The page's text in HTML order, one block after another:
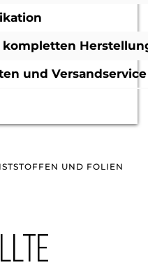
und Versandservice
UND FOLIEN